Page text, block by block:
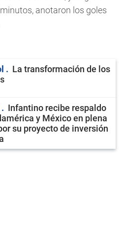
anotaron los goles
La transformación de los
Infantino recibe respaldo
y México en plena
su proyecto de inversión